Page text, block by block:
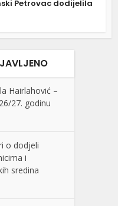
Petrovac dodijelila
Hairlahović –
27. godinu
o dodjeli
i
sredina